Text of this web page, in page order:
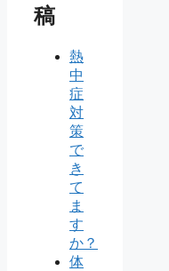
稿
熱
中
症
対
策
で
き
て
ま
す
か？
体